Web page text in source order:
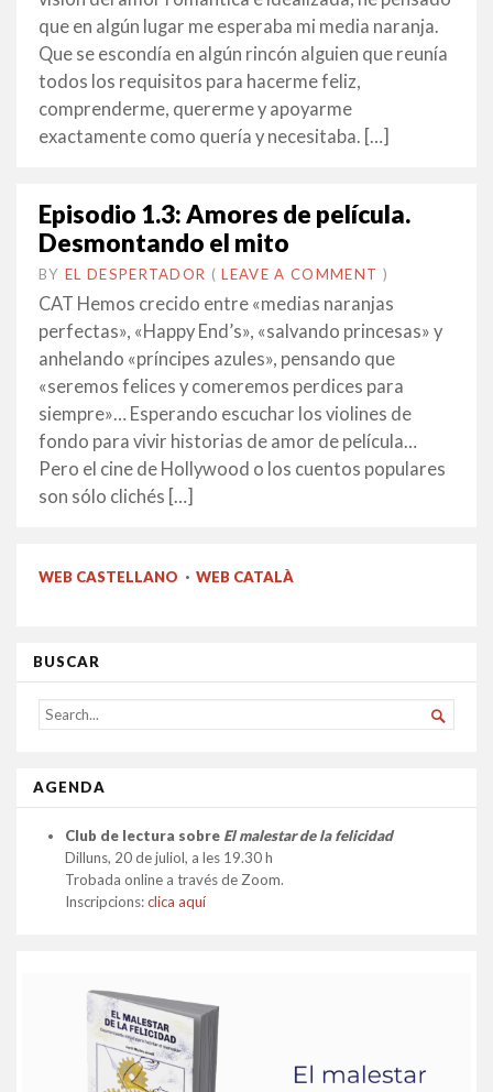
que en algún lugar me esperaba mi media naranja.
Que se escondía en algún rincón alguien que reunía
todos los requisitos para hacerme feliz,
comprenderme, quererme y apoyarme
exactamente como quería y necesitaba. […]
Episodio 1.3: Amores de película.
Desmontando el mito
BY EL DESPERTADOR ON
4
NOVEMBRE
•(LEAVE A COMMENT )
CAT Hemos crecido entre «medias naranjas
perfectas», «Happy End’s», «salvando princesas» y
anhelando «príncipes azules», pensando que
«seremos felices y comeremos perdices para
siempre»… Esperando escuchar los violines de
fondo para vivir historias de amor de película…
Pero el cine de Hollywood o los cuentos populares
son sólo clichés […]
WEB CASTELLANO · WEB CATALÀ
BUSCAR
SEARCH
FOR...

AGENDA
Club de lectura sobre El malestar de la felicidad
Dilluns, 20 de juliol, a les 19.30 h
Trobada online a través de Zoom.
Inscripcions:clica aquí